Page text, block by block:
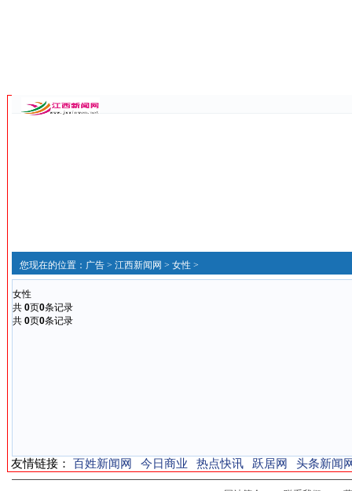
您现在的位置： 广告 > 江西新闻网 > 女性 >
女性
共 0页0条记录
共 0页0条记录
友情链接： 百姓新闻网 今日商业 热点快讯 跃居网 头条新闻